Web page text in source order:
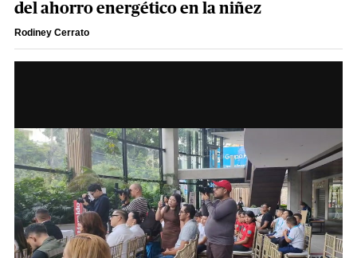
del ahorro energético en la niñez
Rodiney Cerrato